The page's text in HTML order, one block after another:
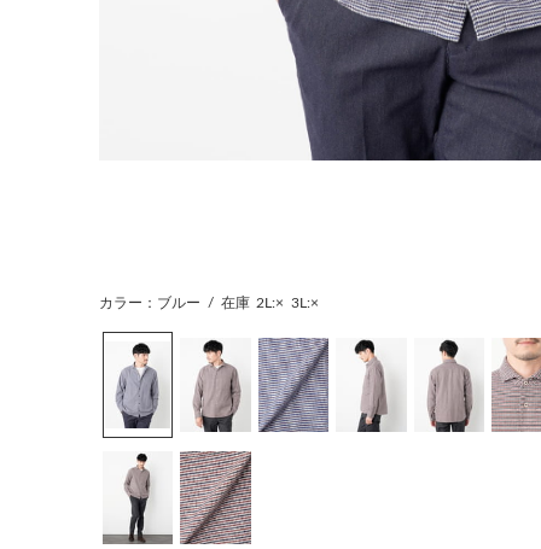
カラー：ブルー / 在庫 2L:× 3L:×